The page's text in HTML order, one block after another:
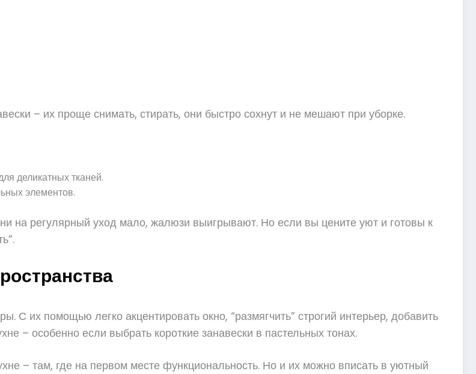
– их проще снимать, стирать, они быстро сохнут и не мешают при уборке.
деликатных тканей.
элементов.
на регулярный уход мало, жалюзи выигрывают. Но если вы цените уют и готовы к
их помощью легко акцентировать окно, “размягчить” строгий интерьер, добавить
– особенно если выбрать короткие занавески в пастельных тонах.
– там, где на первом месте функциональность. Но и их можно вписать в уютный